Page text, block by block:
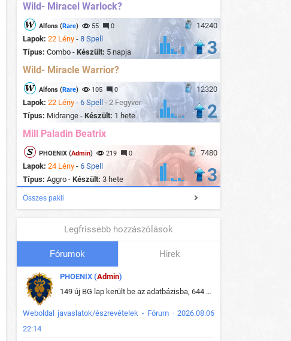
Wild- Miracel Warlock?
14240
Alfons (Rare) 55 0
Lapok: 22 Lény - 8 Spell
Típus: Combo - Készült: 5 napja 3
Wild- Miracle Warrior?
12320
Alfons (Rare) 105 0
Lapok: 22 Lény - 6 Spell - 2 Fegyver
Típus: Midrange - Készült: 1 hete 2
Mill Paladin Beatrix
7480
PHOENIX (Admin) 219 0
Lapok: 24 Lény - 6 Spell
Típus: Aggro - Készült: 3 hete 3
Összes pakli
Legfrissebb hozzászólások
Fórumok Hirek
PHOENIX (Admin)
149 új BG lap került be az adatbázisba, 644 db meglévő BG lap módosult, bekerültek az új képek a megváltozott lapokhoz is.
Weboldal javaslatok/észrevételek - Fórum · 2026.08.06
22:14